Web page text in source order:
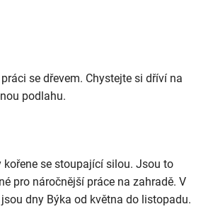
se dřevem. Chystejte si dříví na
podlahu.
kořene se stoupající silou. Jsou to
pro náročnější práce na zahradě. V
dny Býka od května do listopadu.